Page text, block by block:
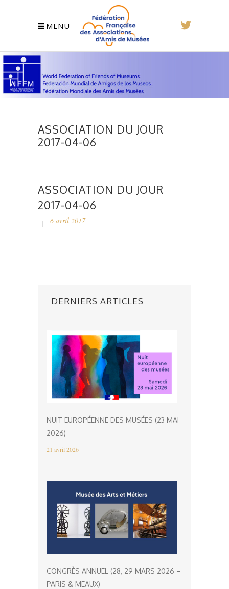
MENU
ASSOCIATION DU JOUR
2017-04-06
ASSOCIATION DU JOUR
2017-04-06
6 avril 2017
DERNIERS ARTICLES
NUIT EUROPÉENNE DES MUSÉES (23 MAI
2026)
21 avril 2026
CONGRÈS ANNUEL (28, 29 MARS 2026 –
PARIS & MEAUX)